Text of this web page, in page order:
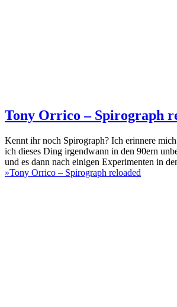
Tony Orrico – Spirograph
Kennt ihr noch Spirograph? Ich erinnere
ich dieses Ding irgendwann in den 90ern
und es dann nach einigen Experimenten in
»Tony Orrico – Spirograph reloaded